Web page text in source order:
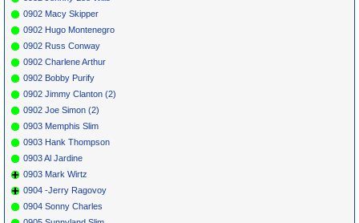
0902 Macy Skipper
0902 Hugo Montenegro
0902 Russ Conway
0902 Charlene Arthur
0902 Bobby Purify
0902 Jimmy Clanton (2)
0902 Joe Simon (2)
0903 Memphis Slim
0903 Hank Thompson
0903 Al Jardine
0903 Mark Wirtz
0904 -Jerry Ragovoy
0904 Sonny Charles